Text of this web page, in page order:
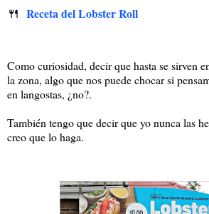
🍴 Receta del Lobster Roll
Como curiosidad, decir que hasta se sirven
la zona, algo que nos puede chocar si
en langostas, ¿no?.
También tengo que decir que yo nunca las
creo que lo haga.